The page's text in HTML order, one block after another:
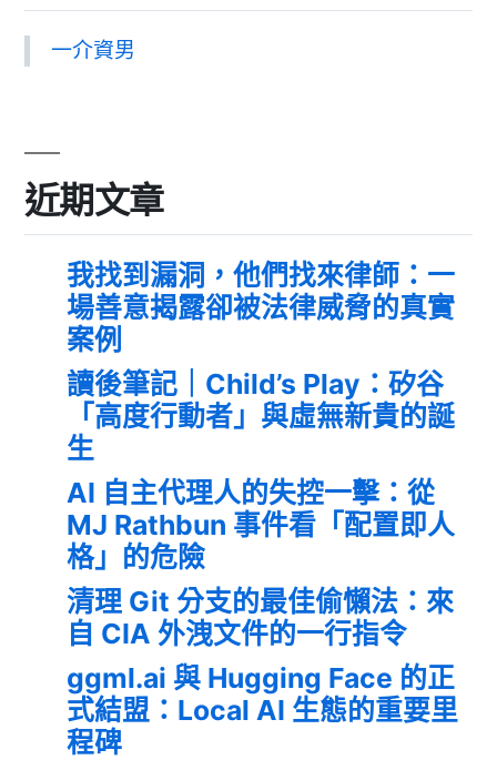
一介資男
近期文章
我找到漏洞，他們找來律師：一
場善意揭露卻被法律威脅的真實
案例
讀後筆記｜Child’s Play：矽谷
「高度行動者」與虛無新貴的誕
生
AI 自主代理人的失控一擊：從
MJ Rathbun 事件看「配置即人
格」的危險
清理 Git 分支的最佳偷懶法：來
自 CIA 外洩文件的一行指令
ggml.ai 與 Hugging Face 的正
式結盟：Local AI 生態的重要里
程碑